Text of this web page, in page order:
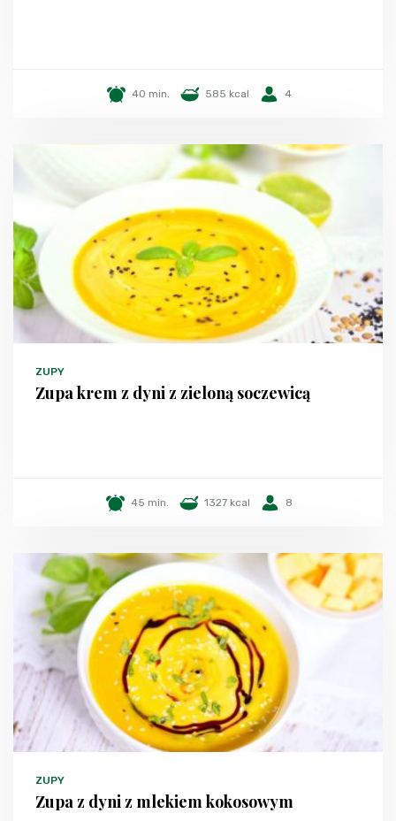
40 min. 585 kcal 4
ZUPY
Zupa krem z dyni z zieloną soczewicą
45 min. 1327 kcal 8
ZUPY
Zupa z dyni z mlekiem kokosowym